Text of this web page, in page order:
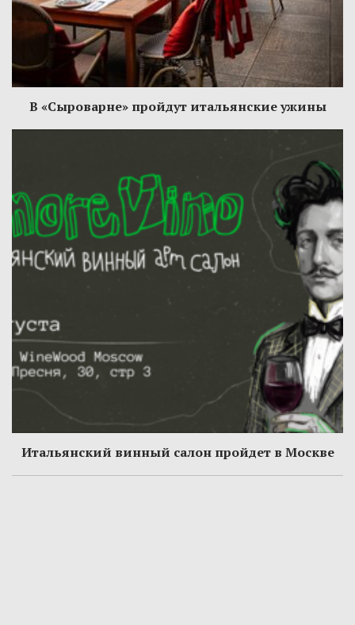
В «Сыроварне» пройдут итальянские ужины
Итальянский винный салон пройдет в Москве